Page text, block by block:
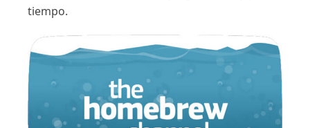
tiempo.